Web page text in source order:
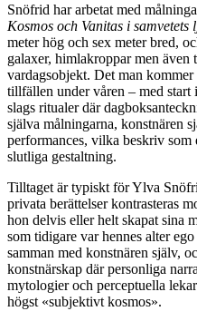
Snöfrid har arbetat med
Kosmos och Vanitas i samvetets
meter hög och sex meter bred,
galaxer, himlakroppar men även
vardagsobjekt. Det man
tillfällen under våren – med start
slags ritualer där
själva målningarna, konstnären
performances, vilka beskriv
slutliga gestaltning.
Tilltaget är typiskt för Ylva
privata berättelser kontrasteras
hon delvis eller helt skapat sina
som tidigare var hennes alter
samman med konstnären själv,
konstnärskap där personliga
mytologier och perceptuella
högst «subjektivt kosmos».